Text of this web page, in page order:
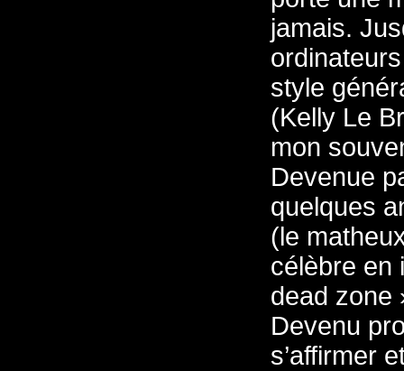
jamais.
style
(Kelly Le
mon
Devenue
quelques
(le
célèbre en
dead zone
Devenu
s’affirmer